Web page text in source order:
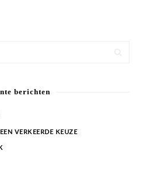
berichten
VERKEERDE KEUZE